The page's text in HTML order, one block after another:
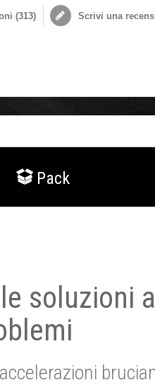
(313) Scrivi una
Pack
soluzioni